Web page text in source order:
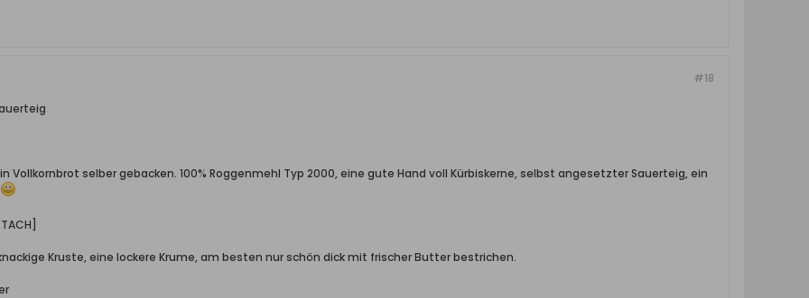
#18
Vollkornbrot selber gebacken. 100% Roggenmehl Typ 2000, eine gute Hand voll Kürbiskerne, selbst angesetzter Sauerteig, ein
Kruste, eine lockere Krume, am besten nur schön dick mit frischer Butter bestrichen.